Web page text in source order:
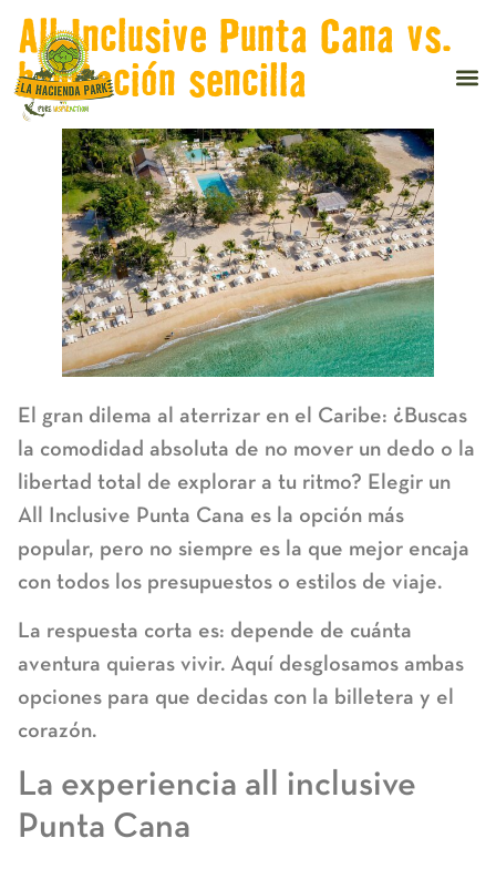
All Inclusive Punta Cana vs.
habitación sencilla
El gran dilema al aterrizar en el Caribe: ¿Buscas
la comodidad absoluta de no mover un dedo o la
libertad total de explorar a tu ritmo? Elegir un
All Inclusive Punta Cana es la opción más
popular, pero no siempre es la que mejor encaja
con todos los presupuestos o estilos de viaje.
La respuesta corta es: depende de cuánta
aventura quieras vivir. Aquí desglosamos ambas
opciones para que decidas con la billetera y el
corazón.
La experiencia all inclusive
Punta Cana